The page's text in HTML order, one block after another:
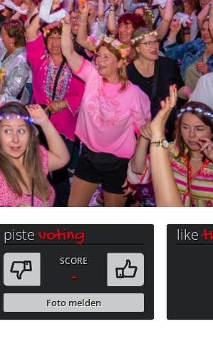
pistevoting
SCORE
-
Foto melden
like